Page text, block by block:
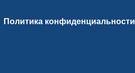
Политика конфиденциальности